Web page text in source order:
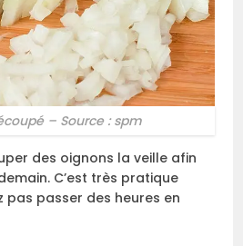
– Source : spm
des oignons la veille afin
C’est très pratique
pas passer des heures en